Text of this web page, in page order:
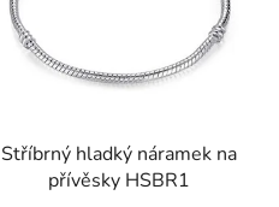
Stříbrný hladký náramek na
přívěsky HSBR1